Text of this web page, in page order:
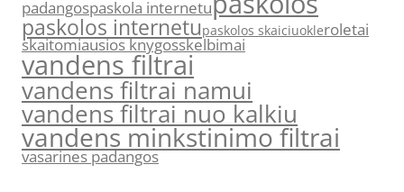
padangospaskola internetu
paskolos internetupaskolos skaiciuokleroletai
skaitomiausios knygosskelbimai
vandens filtrai
vandens filtrai namui
vandens filtrai nuo kalkiu
vandens minkstinimo filtrai
vasarines padangos